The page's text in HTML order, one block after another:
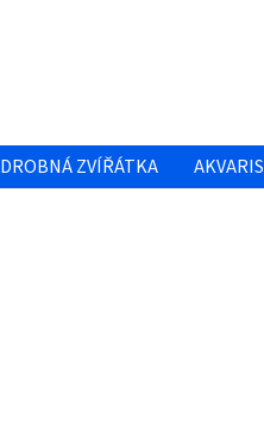
DROBNÁ ZVÍŘÁTKA